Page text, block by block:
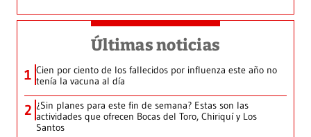
Últimas noticias
1 Cien por ciento de los fallecidos por influenza este año no
tenía la vacuna al día
2 ¿Sin planes para este fin de semana? Estas son las
actividades que ofrecen Bocas del Toro, Chiriquí y Los
Santos